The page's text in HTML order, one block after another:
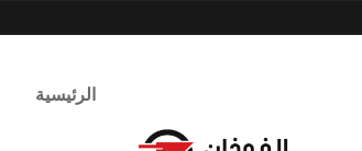
الرئيسية